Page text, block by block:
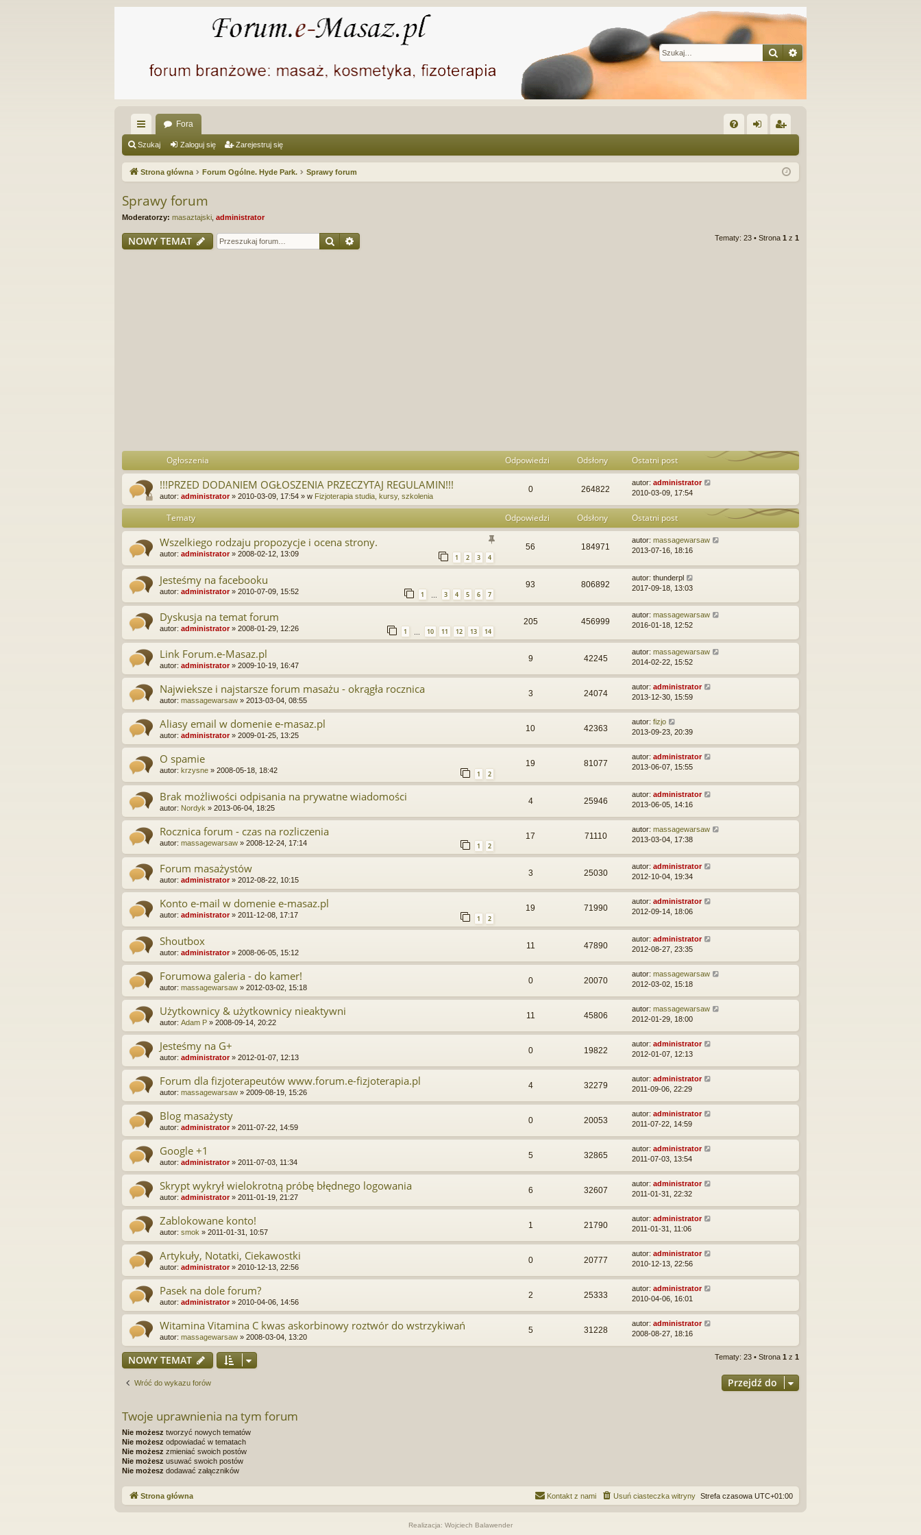
Szukaj
ię
ce
…
Fora
Q og ej
Szukaj Zaloguj się Zarejestruj się
Strona główna Forum Ogólne. Hyde Park. Sprawy forum
Sprawy forum
Moderatorzy: masaztajski administrator
NOWY TEMAT Szukaj Tematy: 23 • Strona 1 z 1
Ogłoszenia Odpowiedzi Odsłony Ostatni post
!!!PRZED DODANIEM OGŁOSZENIA PRZECZYTAJ REGULAMIN!!!
autor: administrator» 2010-03-09, 17:54 » w Fizjoterapia studia, kursy, szkolenia
0 264822
autor: administrator
2010-03-09, 17:54
Tematy Odpowiedzi Odsłony Ostatni post
Wszelkiego rodzaju propozycje i ocena strony.
autor: administrator» 2008-02-12, 13:09 1 2 3 4
56 184971
autor: massagewarsaw
2013-07-16, 18:16
Jesteśmy na facebooku
autor: administrator» 2010-07-09, 15:52 1 3 4 5 6 7
93 806892
autor: thunderpl
2017-09-18, 13:03
Dyskusja na temat forum
autor: administrator» 2008-01-29, 12:26 1 … 10 11 12 13 14
205 456999
autor: massagewarsaw
2016-01-18, 12:52
Link Forum.e-Masaz.pl
autor: administrator» 2009-10-19, 16:47
9 42245
autor: massagewarsaw
2014-02-22, 15:52
Najwieksze i najstarsze forum masażu - okrągła rocznica
autor: massagewarsaw » 2013-03-04, 08:55
3 24074
autor: administrator
2013-12-30, 15:59
Aliasy email w domenie e-masaz.pl
autor: administrator» 2009-01-25, 13:25
10 42363
autor: fizjo
2013-09-23, 20:39
O spamie
autor: krzysne » 2008-05-18, 18:42 1 2
19 81077
autor: administrator
2013-06-07, 15:55
Brak możliwości odpisania na prywatne wiadomości
autor: Nordyk » 2013-06-04, 18:25
4 25946
autor: administrator
2013-06-05, 14:16
Rocznica forum - czas na rozliczenia
autor: massagewarsaw » 2008-12-24, 17:14 1 2
17 71110
autor: massagewarsaw
2013-03-04, 17:38
Forum masażystów
autor: administrator» 2012-08-22, 10:15
3 25030
autor: administrator
2012-10-04, 19:34
Konto e-mail w domenie e-masaz.pl
autor: administrator» 2011-12-08, 17:17 1 2
19 71990
autor: administrator
2012-09-14, 18:06
Shoutbox
autor: administrator» 2008-06-05, 15:12
11 47890
autor: administrator
2012-08-27, 23:35
Forumowa galeria - do kamer!
autor: massagewarsaw » 2012-03-02, 15:18
0 20070
autor: massagewarsaw
2012-03-02, 15:18
Użytkownicy & użytkownicy nieaktywni
autor: Adam P » 2008-09-14, 20:22
11 45806
autor: massagewarsaw
2012-01-29, 18:00
Jesteśmy na G+
autor: administrator» 2012-01-07, 12:13
0 19822
autor: administrator
2012-01-07, 12:13
Forum dla fizjoterapeutów www.forum.e-fizjoterapia.pl
autor: massagewarsaw » 2009-08-19, 15:26
4 32279
autor: administrator
2011-09-06, 22:29
Blog masażysty
autor: administrator» 2011-07-22, 14:59
0 20053
autor: administrator
2011-07-22, 14:59
Google +1
autor: administrator» 2011-07-03, 11:34
5 32865
autor: administrator
2011-07-03, 13:54
Skrypt wykrył wielokrotną próbę błędnego logowania
autor: administrator» 2011-01-19, 21:27
6 32607
autor: administrator
2011-01-31, 22:32
Zablokowane konto!
autor: smok » 2011-01-31, 10:57
1 21790
autor: administrator
2011-01-31, 11:06
Artykuły, Notatki, Ciekawostki
autor: administrator» 2010-12-13, 22:56
0 20777
autor: administrator
2010-12-13, 22:56
Pasek na dole forum?
autor: administrator» 2010-04-06, 14:56
2 25333
autor: administrator
2010-04-06, 16:01
Witamina Vitamina C kwas askorbinowy roztwór do wstrzykiwań
autor: massagewarsaw » 2008-03-04, 13:20
5 31228
autor: administrator
2008-08-27, 18:16
NOWY TEMAT Tematy: 23 • Strona 1 z 1
Wróć do wykazu forów Przejdź do
Twoje uprawnienia na tym forum
Nie możesz tworzyć nowych tematów
Nie możesz odpowiadać w tematach
Nie możesz zmieniać swoich postów
Nie możesz usuwać swoich postów
Nie możesz dodawać załączników
Strona główna Strefa czasowa UTC+01:00
Usuń ciasteczka witryny
Kontakt z nami
Realizacja: Wojciech Balawender